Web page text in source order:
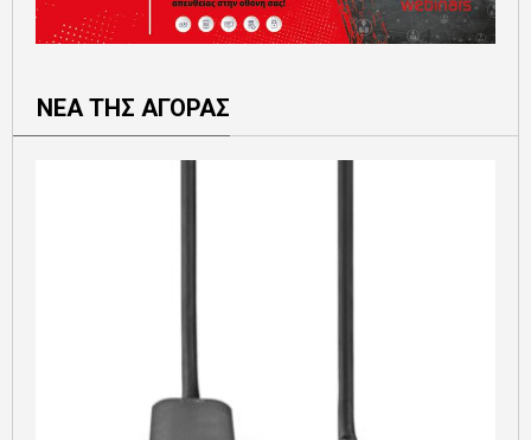
ΝΕΑ ΤΗΣ ΑΓΟΡΑΣ